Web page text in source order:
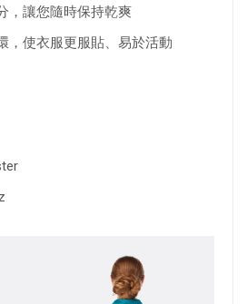
，讓您隨時保持乾爽
，使衣服更服貼、易於活動